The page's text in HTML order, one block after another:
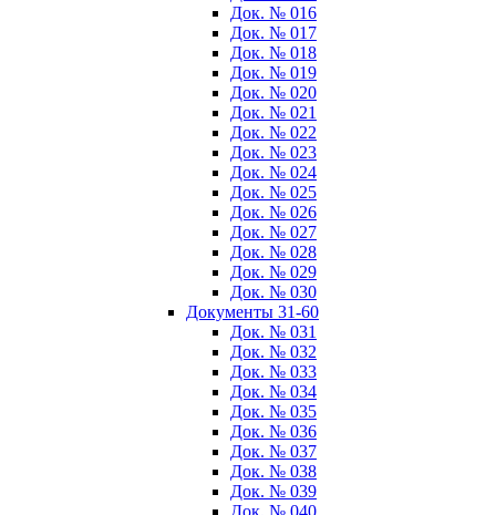
Док. № 016
Док. № 017
Док. № 018
Док. № 019
Док. № 020
Док. № 021
Док. № 022
Док. № 023
Док. № 024
Док. № 025
Док. № 026
Док. № 027
Док. № 028
Док. № 029
Док. № 030
Документы 31-60
Док. № 031
Док. № 032
Док. № 033
Док. № 034
Док. № 035
Док. № 036
Док. № 037
Док. № 038
Док. № 039
Док. № 040